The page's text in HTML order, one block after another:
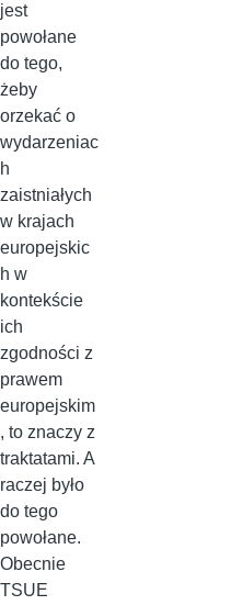
jest
powołane
do tego,
żeby
orzekać o
wydarzeniac
h
zaistniałych
w krajach
europejskic
h w
kontekście
ich
zgodności z
prawem
europejskim
, to znaczy z
traktatami. A
raczej było
do tego
powołane.
Obecnie
TSUE